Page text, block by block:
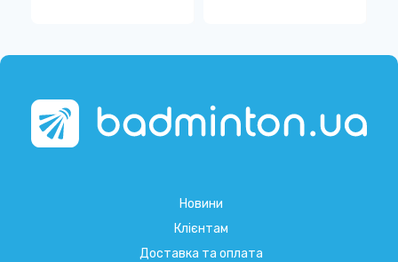
Новини
Клієнтам
Доставка та оплата